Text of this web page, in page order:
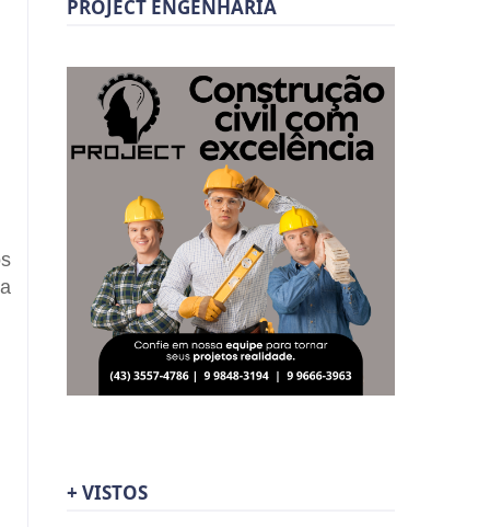
PROJECT ENGENHARIA
+ VISTOS